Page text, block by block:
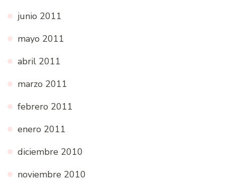
junio 2011
mayo 2011
abril 2011
marzo 2011
febrero 2011
enero 2011
diciembre 2010
noviembre 2010